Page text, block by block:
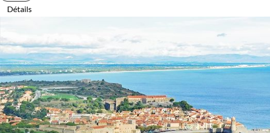
Détails